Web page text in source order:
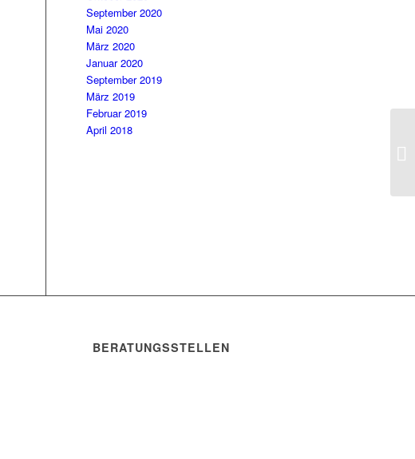
September 2020
Mai 2020
März 2020
Januar 2020
September 2019
März 2019
Februar 2019
April 2018
BERATUNGSSTELLEN